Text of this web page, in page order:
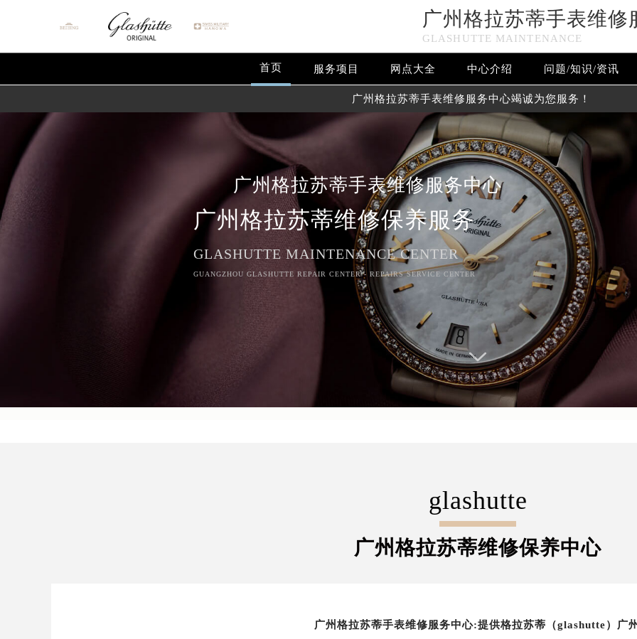
广州格拉苏蒂手表维修
GLASHUTTE MAINTENANCE
首页 服务项目 网点大全 中心介绍 问题/知识/资讯
广州格拉苏蒂手表维修服务中心竭诚为您服务！
广州格拉苏蒂手表维修服务中心
广州格拉苏蒂维修保养服务
GLASHUTTE MAINTENANCE CENTER
GUANGZHOU GLASHUTTE REPAIR CENTER - REPAIRS SERVICE CENTER
glashutte
广州格拉苏蒂维修保养中心
广州格拉苏蒂手表维修服务中心:提供格拉苏蒂（glashutte）广